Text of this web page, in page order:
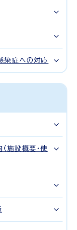
染症への対応
施設概要・使